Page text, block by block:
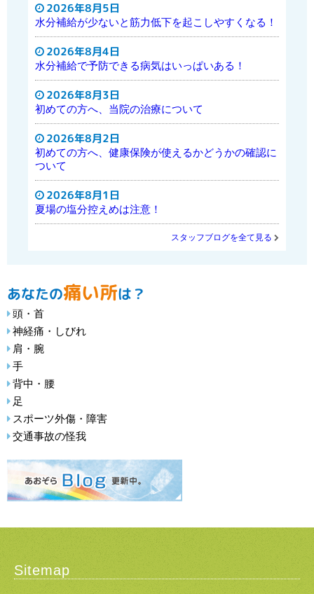
2026年8月5日
水分補給が少ないと筋力低下を起こしやすくなる！
2026年8月4日
水分補給で予防できる病気はいっぱいある！
2026年8月3日
初めての方へ、当院の治療について
2026年8月2日
初めての方へ、健康保険が使えるかどうかの確認に
ついて
2026年8月1日
夏場の塩分控えめは注意！
スタッフブログを全て見る
あなたの痛い所は？
頭・首
神経痛・しびれ
肩・腕
手
背中・腰
足
スポーツ外傷・障害
交通事故の怪我
Sitemap